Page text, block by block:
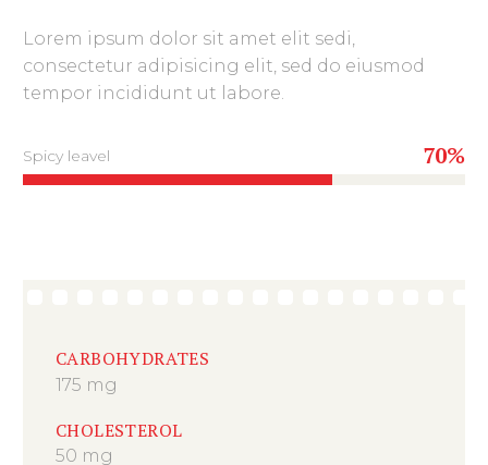
Lorem ipsum dolor sit amet elit sedi,
consectetur adipisicing elit, sed do eiusmod
tempor incididunt ut labore.
Spicy leavel 70%
CARBOHYDRATES
175 mg
CHOLESTEROL
50 mg